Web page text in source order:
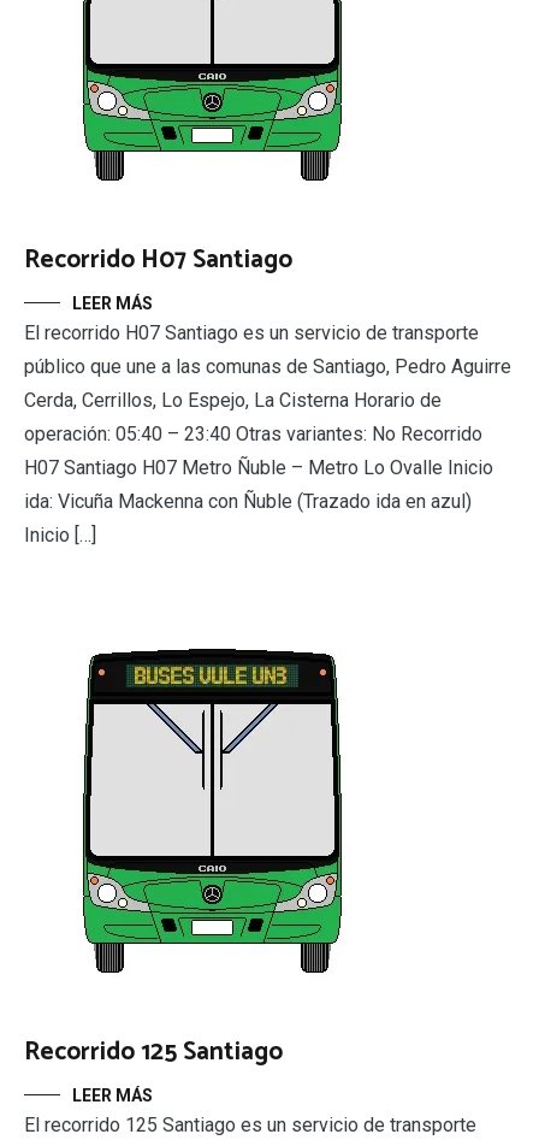
Recorrido H07 Santiago
LEER MÁS
El recorrido H07 Santiago es un servicio de transporte
público que une a las comunas de Santiago, Pedro Aguirre
Cerda, Cerrillos, Lo Espejo, La Cisterna Horario de
operación: 05:40 – 23:40 Otras variantes: No Recorrido
H07 Santiago H07 Metro Ñuble – Metro Lo Ovalle Inicio
ida: Vicuña Mackenna con Ñuble (Trazado ida en azul)
Inicio […]
Recorrido 125 Santiago
LEER MÁS
El recorrido 125 Santiago es un servicio de transporte